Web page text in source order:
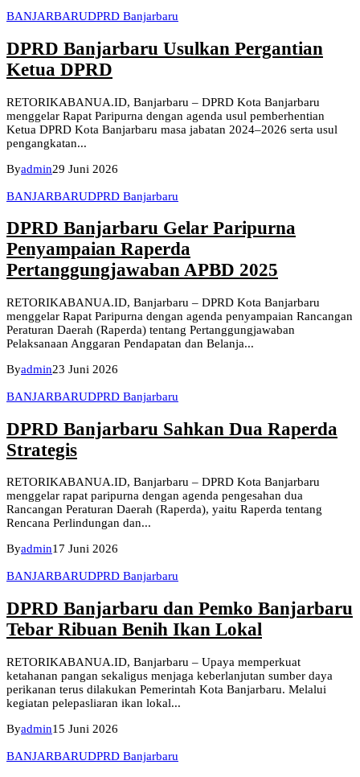
BANJARBARUDPRD Banjarbaru
DPRD Banjarbaru Usulkan Pergantian
Ketua DPRD
RETORIKABANUA.ID, Banjarbaru – DPRD Kota Banjarbaru
menggelar Rapat Paripurna dengan agenda usul pemberhentian
Ketua DPRD Kota Banjarbaru masa jabatan 2024–2026 serta usul
pengangkatan...
Byadmin29 Juni 2026
BANJARBARUDPRD Banjarbaru
DPRD Banjarbaru Gelar Paripurna
Penyampaian Raperda
Pertanggungjawaban APBD 2025
RETORIKABANUA.ID, Banjarbaru – DPRD Kota Banjarbaru
menggelar Rapat Paripurna dengan agenda penyampaian Rancangan
Peraturan Daerah (Raperda) tentang Pertanggungjawaban
Pelaksanaan Anggaran Pendapatan dan Belanja...
Byadmin23 Juni 2026
BANJARBARUDPRD Banjarbaru
DPRD Banjarbaru Sahkan Dua Raperda
Strategis
RETORIKABANUA.ID, Banjarbaru – DPRD Kota Banjarbaru
menggelar rapat paripurna dengan agenda pengesahan dua
Rancangan Peraturan Daerah (Raperda), yaitu Raperda tentang
Rencana Perlindungan dan...
Byadmin17 Juni 2026
BANJARBARUDPRD Banjarbaru
DPRD Banjarbaru dan Pemko Banjarbaru
Tebar Ribuan Benih Ikan Lokal
RETORIKABANUA.ID, Banjarbaru – Upaya memperkuat
ketahanan pangan sekaligus menjaga keberlanjutan sumber daya
perikanan terus dilakukan Pemerintah Kota Banjarbaru. Melalui
kegiatan pelepasliaran ikan lokal...
Byadmin15 Juni 2026
BANJARBARUDPRD Banjarbaru